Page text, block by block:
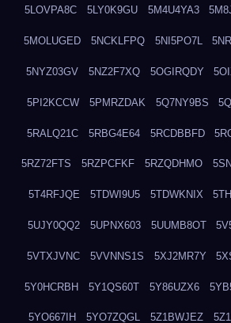
5LOVPA8C 5LY0K9GU 5M4U4YA3
5MOLUGED 5NCKLFPQ 5NI5PO7L
5NYZ03GV 5NZ2F7XQ 5OGIRQDY
5PI2KCCW 5PMRZDAK 5Q7NY9BS
5RALQ21C 5RBG4E64 5RCDBBFD
5RZ72FTS 5RZPCFKF 5RZQDHMO
5T4RFJQE 5TDWI9U5 5TDWKNIX
5UJY0QQ2 5UPNX603 5UUMB8OT
5VTXJVNC 5VVNNS1S 5XJ2MR7Y
5Y0HCRBH 5Y1QS60T 5Y86UZX6
5YO667IH 5YO7ZQGL 5Z1BWJEZ